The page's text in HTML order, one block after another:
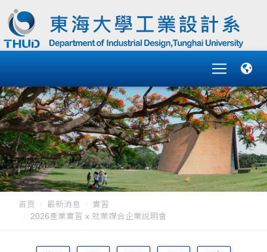
首頁 最新消息
實習
2026產業實習 x 就業媒合企業說明會